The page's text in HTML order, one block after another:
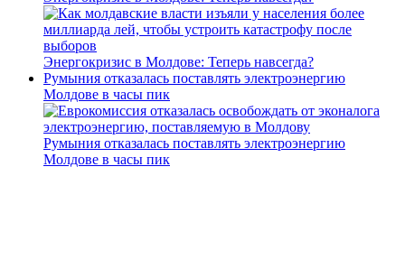
Энергокризис в Молдове: Теперь навсегда?
Румыния отказалась поставлять электроэнергию
Молдове в часы пик
Румыния отказалась поставлять электроэнергию
Молдове в часы пик